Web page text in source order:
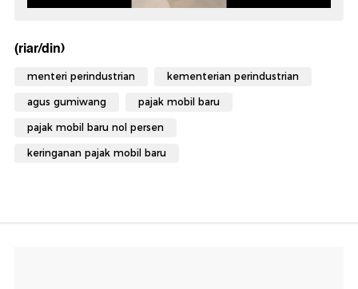
(riar/din)
menteri perindustrian kementerian perindustrian
agus gumiwang pajak mobil baru
pajak mobil baru nol persen
keringanan pajak mobil baru